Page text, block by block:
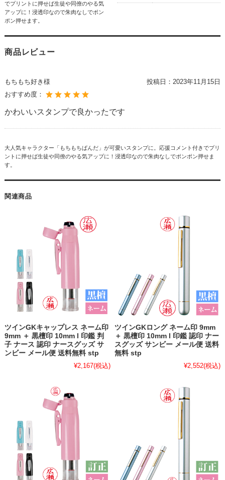
でプリントに押せば生徒や同僚のやる気
アップに！浸透印なので朱肉なしでポン
ポン押せます。
商品レビュー
もちもち好き様 投稿日： 2023年11月15日
おすすめ度：
かわいいスタンプで良かったです
大人気キャラクター「もちもちぱんだ」が可愛いスタンプに。応援コメント付きでプリ
ントに押せば生徒や同僚のやる気アップに！浸透印なので朱肉なしでポンポン押せま
す。
関連商品
ツインGKキャップレス ネーム印
9mm ＋ 黒檀印 10mm l 印鑑 判
子 ナース 認印 ナースグッズ サ
ンビー メール便 送料無料 stp
¥2,167(税込)
ツインGKロング ネーム印 9mm
＋ 黒檀印 10mm l 印鑑 認印 ナー
スグッズ サンビー メール便 送料
無料 stp
¥2,552(税込)